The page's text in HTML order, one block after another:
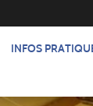
INFOS